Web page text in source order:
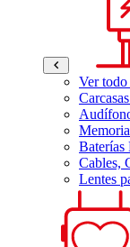
Ver todo
Baterías
Cables,
Lentes